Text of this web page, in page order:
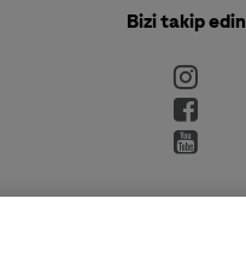
Bizi takip edin